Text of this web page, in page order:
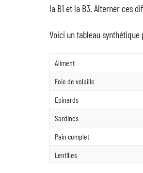
la B1 et la B3. Alterner ces
Voici un tableau
Aliment
Foie de volaille
Epinards
Sardines
Pain complet
Lentilles